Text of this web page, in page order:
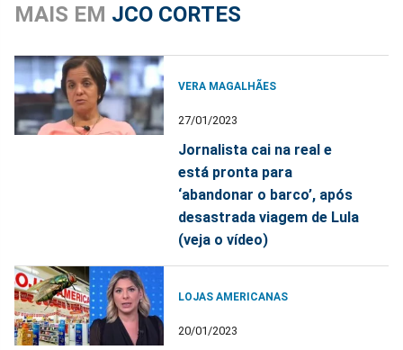
MAIS EM JCO CORTES
VERA MAGALHÃES
27/01/2023
Jornalista cai na real e
está pronta para
‘abandonar o barco’, após
desastrada viagem de Lula
(veja o vídeo)
LOJAS AMERICANAS
20/01/2023